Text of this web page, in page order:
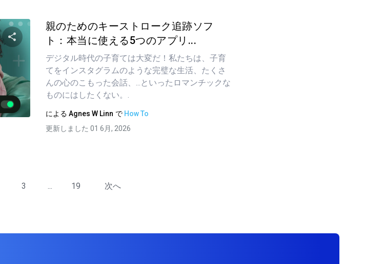
この記事を共有する
ツイッター
親のためのキーストローク追跡ソフ
ト：本当に使える5つのアプリ...
デジタル時代の子育ては大変だ！私たちは、子育
てをインスタグラムのような完璧な生活、たくさ
んの心のこもった会話、...といったロマンチックな
ものにはしたくない。.
による Agnes W Linn で How To
更新しました 01 6月, 2026
3 ... 19 次へ